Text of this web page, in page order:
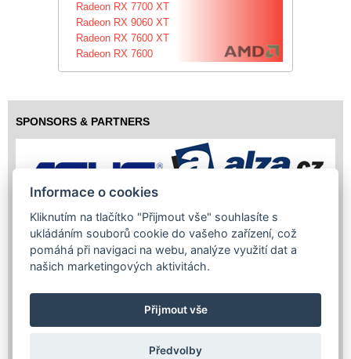
Radeon RX 7700 XT
Radeon RX 9060 XT
Radeon RX 7600 XT
Radeon RX 7600
SPONSORS & PARTNERS
Informace o cookies
Kliknutím na tlačítko "Přijmout vše" souhlasíte s
ukládáním souborů cookie do vašeho zařízení, což
pomáhá při navigaci na webu, analýze využití dat a
našich marketingových aktivitách.
Přijmout vše
Předvolby